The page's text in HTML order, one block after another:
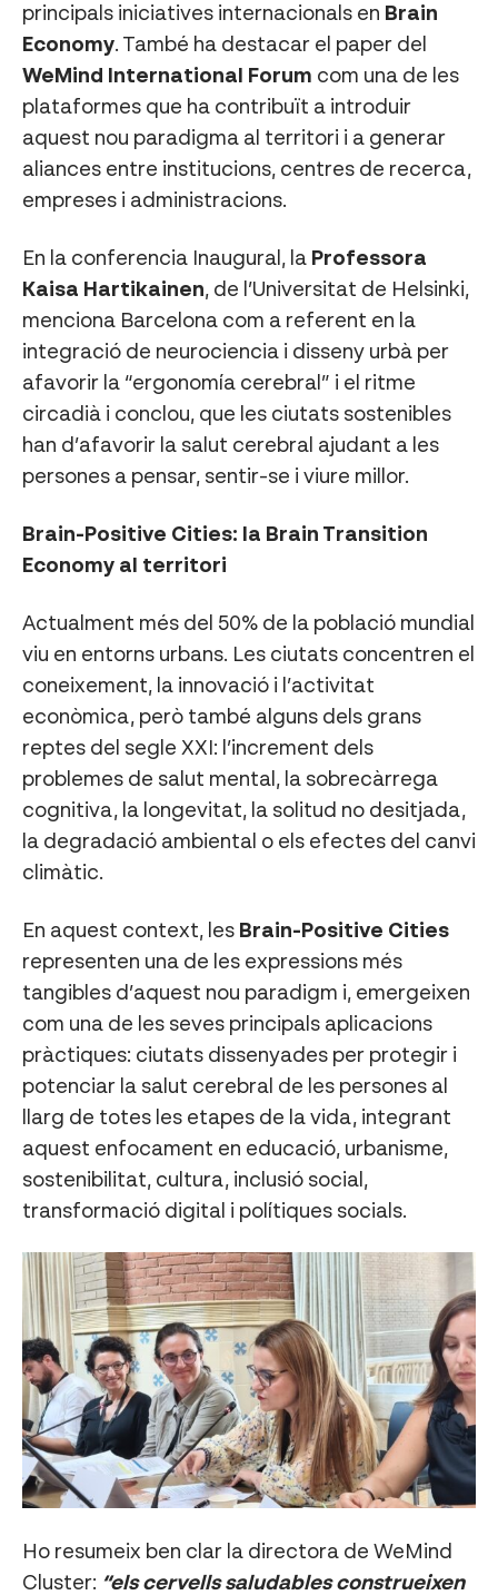
principals iniciatives internacionals en Brain
Economy. També ha destacar el paper del
WeMind International Forum com una de les
plataformes que ha contribuït a introduir
aquest nou paradigma al territori i a generar
aliances entre institucions, centres de recerca,
empreses i administracions.
En la conferencia Inaugural, la Professora
Kaisa Hartikainen, de l’Universitat de Helsinki,
menciona Barcelona com a referent en la
integració de neurociencia i disseny urbà per
afavorir la “ergonomía cerebral” i el ritme
circadià i conclou, que les ciutats sostenibles
han d’afavorir la salut cerebral ajudant a les
persones a pensar, sentir-se i viure millor.
Brain-Positive Cities: la Brain Transition
Economy al territori
Actualment més del 50% de la població mundial
viu en entorns urbans. Les ciutats concentren el
coneixement, la innovació i l’activitat
econòmica, però també alguns dels grans
reptes del segle XXI: l’increment dels
problemes de salut mental, la sobrecàrrega
cognitiva, la longevitat, la solitud no desitjada,
la degradació ambiental o els efectes del canvi
climàtic.
En aquest context, les Brain-Positive Cities
representen una de les expressions més
tangibles d’aquest nou paradigm i, emergeixen
com una de les seves principals aplicacions
pràctiques: ciutats dissenyades per protegir i
potenciar la salut cerebral de les persones al
llarg de totes les etapes de la vida, integrant
aquest enfocament en educació, urbanisme,
sostenibilitat, cultura, inclusió social,
transformació digital i polítiques socials.
Ho resumeix ben clar la directora de WeMind
Cluster: “els cervells saludables construeixen